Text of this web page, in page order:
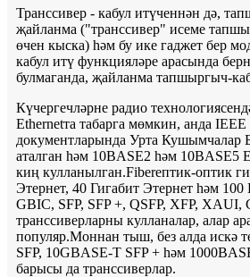
Транссивер - кабул итүченнән дә,
җайланма ("транссивер" исеме
өчен кыска) һәм бу ике гаджет бер
кабул итү функцияләре арасында
булмаганда, җайланма тапшыргыч-
Күчергечләрне радио
Ethernetта табарга мөмкин, анда IEEE
документларында Урта Кушымчалар
аталган һәм 10BASE2 һәм 10BASE5
киң кулланылган.Fiberептик-оптик
Этернет, 40 Гигабит Этернет һәм 100
GBIC, SFP, SFP +, QSFP, XFP, XAUI,
транссиверларны кулланалар, алар
популяр.Моннан тыш, без алда искә
SFP, 10GBASE-T SFP + һәм
барысы да транссиверлар.